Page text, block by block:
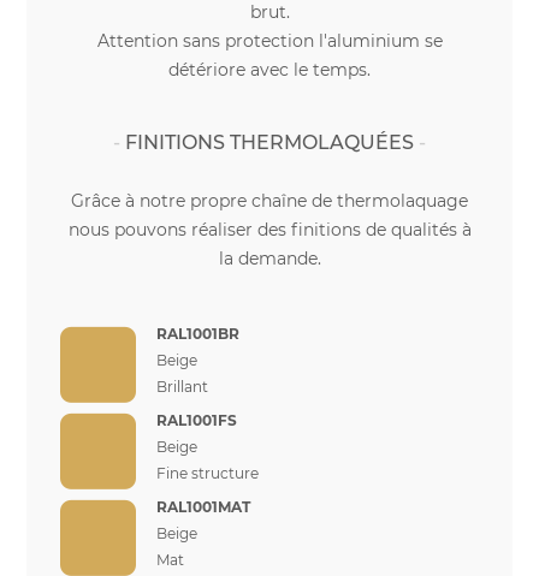
brut.
Attention sans protection l'aluminium se
détériore avec le temps.
FINITIONS THERMOLAQUÉES
Grâce à notre propre chaîne de thermolaquage
nous pouvons réaliser des finitions de qualités à
la demande.
RAL1001BR
Beige
Brillant
RAL1001FS
Beige
Fine structure
RAL1001MAT
Beige
Mat